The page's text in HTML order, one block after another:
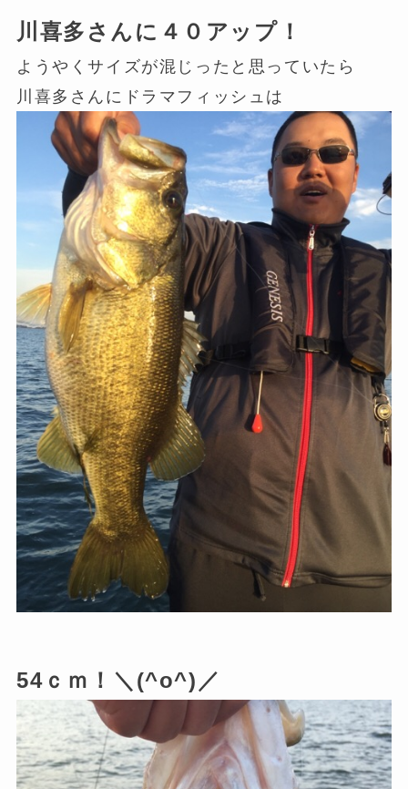
川喜多さんに４０アップ！
ようやくサイズが混じったと思っていたら
川喜多さんにドラマフィッシュは
54ｃｍ！＼(^o^)／